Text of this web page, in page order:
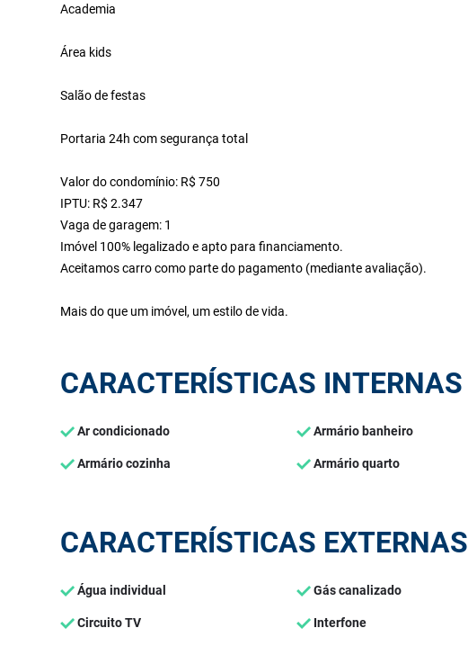
Academia
Área kids
Salão de festas
Portaria 24h com segurança total
Valor do condomínio: R$ 750
IPTU: R$ 2.347
Vaga de garagem: 1
Imóvel 100% legalizado e apto para financiamento.
Aceitamos carro como parte do pagamento (mediante avaliação).
Mais do que um imóvel, um estilo de vida.
CARACTERÍSTICAS INTERNAS
Ar condicionado Armário banheiro
Armário cozinha Armário quarto
CARACTERÍSTICAS EXTERNAS
Água individual Gás canalizado
Circuito TV Interfone